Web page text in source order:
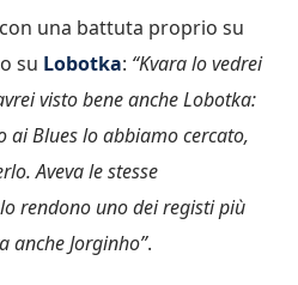
una battuta proprio su
su Lobotka: “Kvara lo vedrei
visto bene anche Lobotka:
ai Blues lo abbiamo cercato,
Aveva le stesse
rendono uno dei registi più
anche Jorginho”.